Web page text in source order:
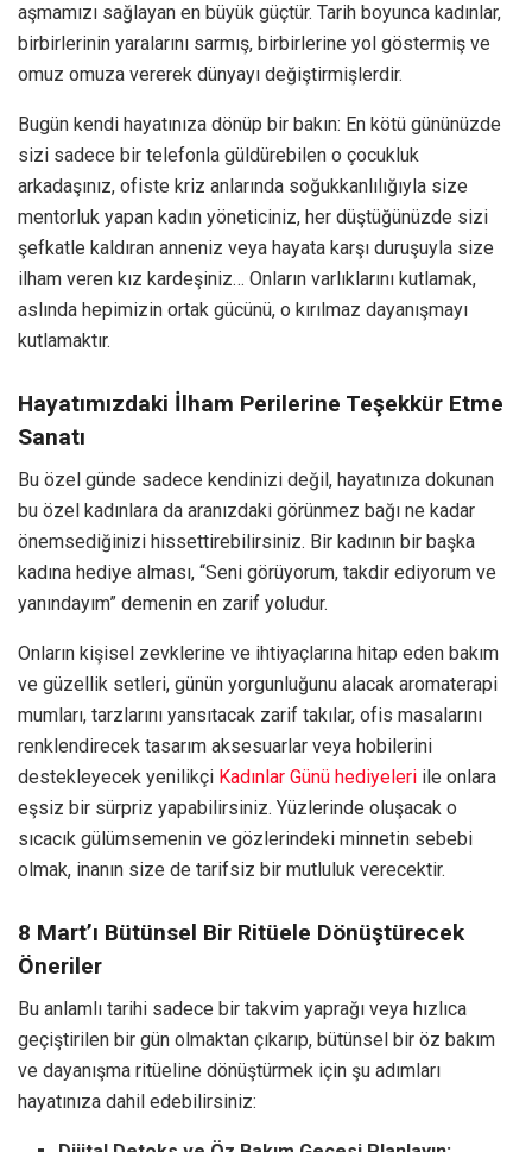
aşmamızı sağlayan en büyük güçtür. Tarih boyunca kadınlar,
birbirlerinin yaralarını sarmış, birbirlerine yol göstermiş ve
omuz omuza vererek dünyayı değiştirmişlerdir.
Bugün kendi hayatınıza dönüp bir bakın: En kötü gününüzde
sizi sadece bir telefonla güldürebilen o çocukluk
arkadaşınız, ofiste kriz anlarında soğukkanlılığıyla size
mentorluk yapan kadın yöneticiniz, her düştüğünüzde sizi
şefkatle kaldıran anneniz veya hayata karşı duruşuyla size
ilham veren kız kardeşiniz… Onların varlıklarını kutlamak,
aslında hepimizin ortak gücünü, o kırılmaz dayanışmayı
kutlamaktır.
Hayatımızdaki İlham Perilerine Teşekkür Etme
Sanatı
Bu özel günde sadece kendinizi değil, hayatınıza dokunan
bu özel kadınlara da aranızdaki görünmez bağı ne kadar
önemsediğinizi hissettirebilirsiniz. Bir kadının bir başka
kadına hediye alması, “Seni görüyorum, takdir ediyorum ve
yanındayım” demenin en zarif yoludur.
Onların kişisel zevklerine ve ihtiyaçlarına hitap eden bakım
ve güzellik setleri, günün yorgunluğunu alacak aromaterapi
mumları, tarzlarını yansıtacak zarif takılar, ofis masalarını
renklendirecek tasarım aksesuarlar veya hobilerini
destekleyecek yenilikçi Kadınlar Günü hediyeleri ile onlara
eşsiz bir sürpriz yapabilirsiniz. Yüzlerinde oluşacak o
sıcacık gülümsemenin ve gözlerindeki minnetin sebebi
olmak, inanın size de tarifsiz bir mutluluk verecektir.
8 Mart’ı Bütünsel Bir Ritüele Dönüştürecek
Öneriler
Bu anlamlı tarihi sadece bir takvim yaprağı veya hızlıca
geçiştirilen bir gün olmaktan çıkarıp, bütünsel bir öz bakım
ve dayanışma ritüeline dönüştürmek için şu adımları
hayatınıza dahil edebilirsiniz: